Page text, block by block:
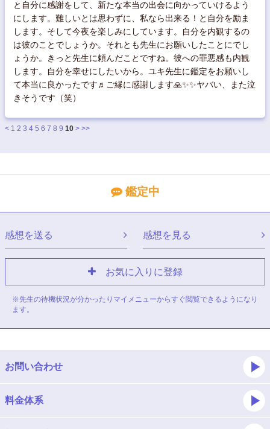
と自分に感謝をして、新たな本当の出会に向かっていけるよう
にします。難しいとは思わずに、私なら出来る！と自分を励ま
します。そして今夜を楽しみにしています。自分を内観するの
は彼のことでしょうか。それとも先生にお願いしたことにでし
ょうか。きっと先生に頼んだことですね。彼への罪悪感も内観
します。自分を幸せにしたいから。ユキ先生に鑑定をお願いし
て本当に良かったです♬ご縁に感謝します🙏✨✨ヤバい、また泣
きそうです（笑）
< 1 2 3 4 5 6 7 8 9 10 > >>
鑑定中
感想を送る 感想を見る
お気に入りに登録
※先生の待機状況が分かったりマイメニューからすぐ閲覧できるようになり
ます。
お問い合わせ
料金体系